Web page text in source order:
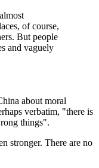
of course,
But people
and vaguely
about moral
verbatim, "there is
things".
stronger. There are no